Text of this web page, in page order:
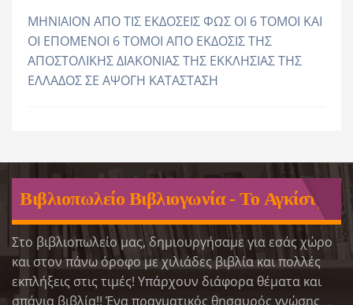
ΜΗΝΙΑΙΟΝ ΑΠΟ ΤΙΣ ΕΚΔΟΣΕΙΣ ΦΩΣ ΟΙ 6 ΤΟΜΟΙ ΚΑΙ
ΟΙ ΕΠΟΜΕΝΟΙ 6 ΤΟΜΟΙ ΑΠΟ ΕΚΔΟΣΙΣ ΤΗΣ
ΑΠΟΣΤΟΛΙΚΗΣ ΔΙΑΚΟΝΙΑΣ ΤΗΣ ΕΚΚΛΗΣΙΑΣ ΤΗΣ
ΕΛΛΑΔΟΣ ΣΕ ΑΨΟΓΗ ΚΑΤΑΣΤΑΣΗ
Βιβλιοπωλείο Βιβλιογωνία - Το Αγκίστρι
Στο βιβλιοπωλείο μας, δημιουργήσαμε για εσάς χώρο
και στον πάνω όροφο με χιλιάδες βιβλία και πολλές
εκπλήξεις στις τιμές! Υπάρχουν διάφορα θέματα και
σπάνια βιβλία!! Ένα πραγματικός θησαυρός γνώσης